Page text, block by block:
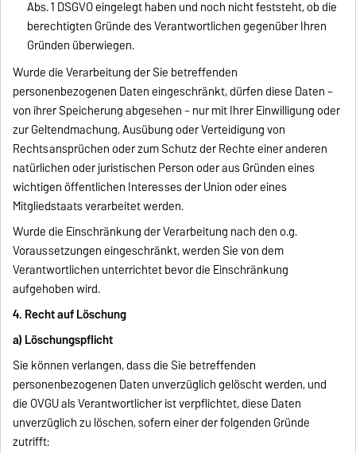
Abs. 1 DSGVO eingelegt haben und noch nicht feststeht, ob die
berechtigten Gründe des Verantwortlichen gegenüber Ihren
Gründen überwiegen.
Wurde die Verarbeitung der Sie betreffenden
personenbezogenen Daten eingeschränkt, dürfen diese Daten –
von ihrer Speicherung abgesehen – nur mit Ihrer Einwilligung oder
zur Geltendmachung, Ausübung oder Verteidigung von
Rechtsansprüchen oder zum Schutz der Rechte einer anderen
natürlichen oder juristischen Person oder aus Gründen eines
wichtigen öffentlichen Interesses der Union oder eines
Mitgliedstaats verarbeitet werden.
Wurde die Einschränkung der Verarbeitung nach den o.g.
Voraussetzungen eingeschränkt, werden Sie von dem
Verantwortlichen unterrichtet bevor die Einschränkung
aufgehoben wird.
4. Recht auf Löschung
a) Löschungspflicht
Sie können verlangen, dass die Sie betreffenden
personenbezogenen Daten unverzüglich gelöscht werden, und
die OVGU als Verantwortlicher ist verpflichtet, diese Daten
unverzüglich zu löschen, sofern einer der folgenden Gründe
zutrifft: